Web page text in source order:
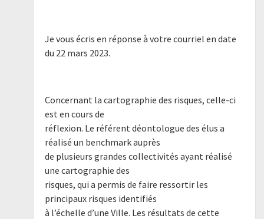
Je vous écris en réponse à votre courriel en date
du 22 mars 2023.
Concernant la cartographie des risques, celle-ci
est en cours de
réflexion. Le référent déontologue des élus a
réalisé un benchmark auprès
de plusieurs grandes collectivités ayant réalisé
une cartographie des
risques, qui a permis de faire ressortir les
principaux risques identifiés
à l’échelle d’une Ville. Les résultats de cette